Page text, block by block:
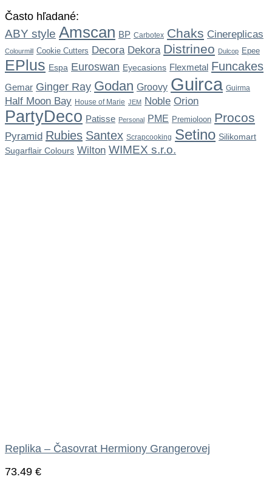
Často hľadané:
ABY style Amscan BP Carbotex Chaks Cinereplicas
Colourmill Cookie Cutters Decora Dekora Distrineo Dulcop Epee
EPlus Espa Euroswan Eyecasions Flexmetal Funcakes
Gemar Ginger Ray Godan Groovy Guirca Guirma
Half Moon Bay House of Marie JEM Noble Orion
PartyDeco Patisse Personal PME Premioloon Procos
Pyramid Rubies Santex Scrapcooking Setino Silikomart
Sugarflair Colours Wilton WIMEX s.r.o.
Replika – Časovrat Hermiony Grangerovej
73.49 €